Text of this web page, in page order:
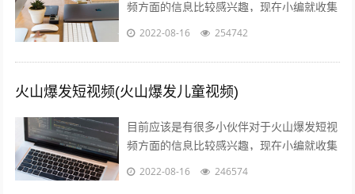
频方面的信息比较感兴趣，现在小编就收集
了一些与火烧的做法和配方视频教程相关的
2022-08-16 254742
火山爆发短视频(火山爆发儿童视频)
目前应该是有很多小伙伴对于火山爆发短视
频方面的信息比较感兴趣，现在小编就收集
了一些与火山爆发儿童视频相关的信息来分
2022-08-16 246574